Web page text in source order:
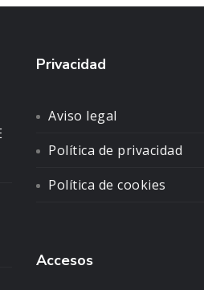
Privacidad
Aviso legal
Política de privacidad
Política de cookies
Accesos